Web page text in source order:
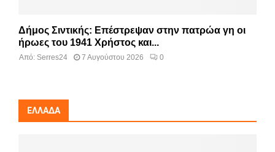
Δήμος Σιντικής: Επέστρεψαν στην πατρώα γη οι
ήρωες του 1941 Χρήστος και...
Από: Serres24 7 Αυγούστου 2026 0
ΕΛΛΆΔΑ